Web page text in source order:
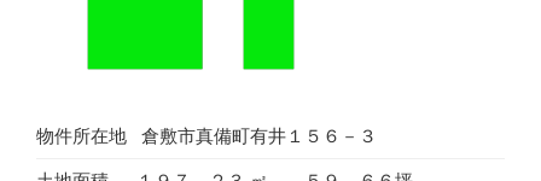
物件所在地 倉敷市真備町有井１５６－３